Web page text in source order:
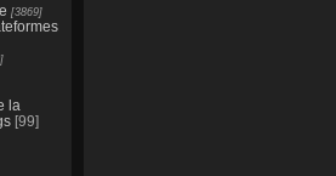
[3869]
la
[99]